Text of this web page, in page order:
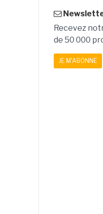
Recevez
de 50 000
JE M'ABONNE